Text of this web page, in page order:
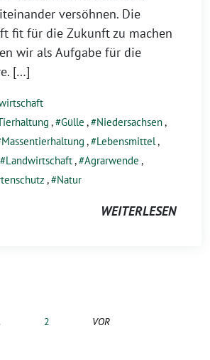
versöhnen. Die
fit für die Zukunft zu machen
wir als Aufgabe für die
[…]
, Gülle , Niedersachsen,
Massentierhaltung , Lebensmittel,
Landwirtschaft, Agrarwende ,
, Natur
WEITERLESEN
2 VOR